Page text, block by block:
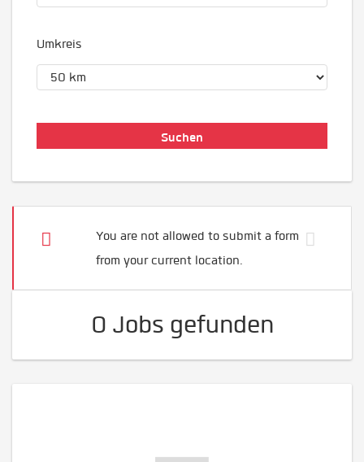
Umkreis
You are not allowed to submit a form
from your current location.
0 Jobs gefunden